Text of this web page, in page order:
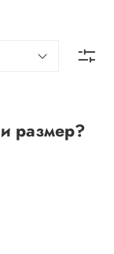
размер?